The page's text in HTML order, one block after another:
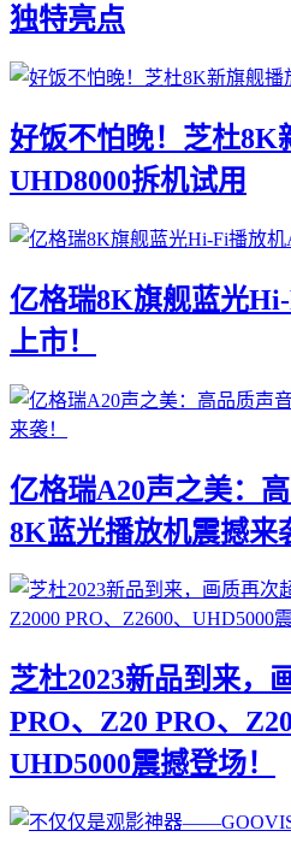
独特亮点
好饭不怕晚！芝杜8K
UHD8000拆机试用
亿格瑞8K旗舰蓝光
上市！
亿格瑞A20声之美：
8K蓝光播放机震撼来
芝杜2023新品到来，
PRO、Z20 PRO、
UHD5000震撼登场！